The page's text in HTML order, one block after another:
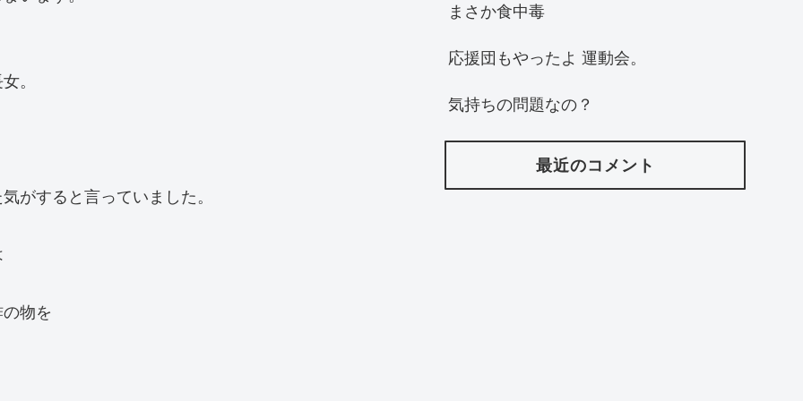
。
がすると言っていました。
物を
まさか食中毒
応援団もやったよ 運動会。
気持ちの問題なの？
最近のコメント